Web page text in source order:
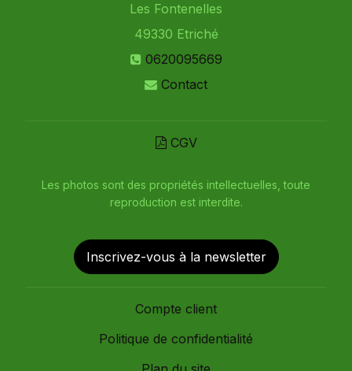
Les Fontenelles
49330 Etriché
0620095669
Contact
CGV
Les photos sont des propriétés intellectuelles, toute
reproduction est interdite.
Inscrivez-vous à la newsletter
Compte client
Politique de confidentialité